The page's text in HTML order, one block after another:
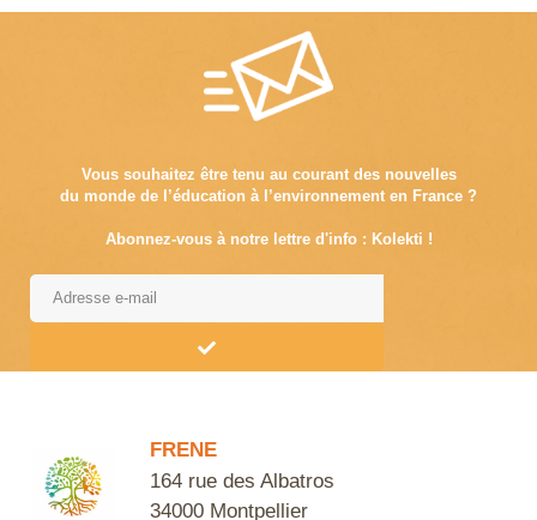
Vous souhaitez être tenu au courant des nouvelles
du monde de l’éducation à l’environnement en France ?
Abonnez-vous à notre lettre d'info : Kolekti !
FRENE
164 rue des Albatros
34000 Montpellier